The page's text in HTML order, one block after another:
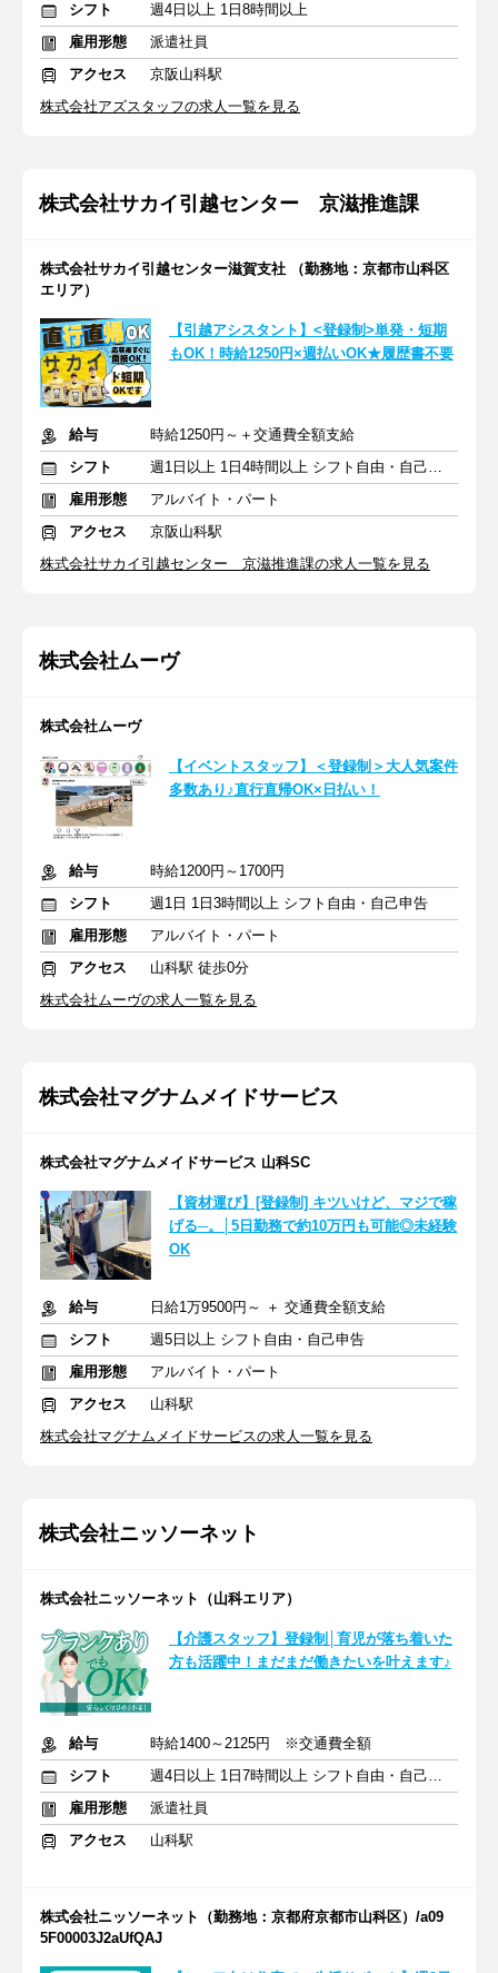
シフト
週4日以上 1日8時間以上
雇用形態
派遣社員
アクセス
京阪山科駅
株式会社アズスタッフの求人一覧を見る
株式会社サカイ引越センター 京滋推進課
株式会社サカイ引越センター滋賀支社 （勤務地：京都市山科区
エリア）
【引越アシスタント】<登録制>単発・短期
もOK！時給1250円×週払いOK★履歴書不要
給与
時給1250円～＋交通費全額支給
シフト
週1日以上 1日4時間以上 シフト自由・自己申告
雇用形態
アルバイト・パート
アクセス
京阪山科駅
株式会社サカイ引越センター 京滋推進課の求人一覧を見る
株式会社ムーヴ
株式会社ムーヴ
【イベントスタッフ】＜登録制＞大人気案件
多数あり♪直行直帰OK×日払い！
給与
時給1200円～1700円
シフト
週1日 1日3時間以上 シフト自由・自己申告
雇用形態
アルバイト・パート
アクセス
山科駅 徒歩0分
株式会社ムーヴの求人一覧を見る
株式会社マグナムメイドサービス
株式会社マグナムメイドサービス 山科SC
【資材運び】[登録制] キツいけど、マジで稼
げる─。│5日勤務で約10万円も可能◎未経験
OK
給与
日給1万9500円～ ＋ 交通費全額支給
シフト
週5日以上 シフト自由・自己申告
雇用形態
アルバイト・パート
アクセス
山科駅
株式会社マグナムメイドサービスの求人一覧を見る
株式会社ニッソーネット
株式会社ニッソーネット（山科エリア）
【介護スタッフ】登録制│育児が落ち着いた
方も活躍中！まだまだ働きたいを叶えます♪
給与
時給1400～2125円 ※交通費全額
シフト
週4日以上 1日7時間以上 シフト自由・自己申告
雇用形態
派遣社員
アクセス
山科駅
株式会社ニッソーネット（勤務地：京都府京都市山科区）/a09
5F00003J2aUfQAJ